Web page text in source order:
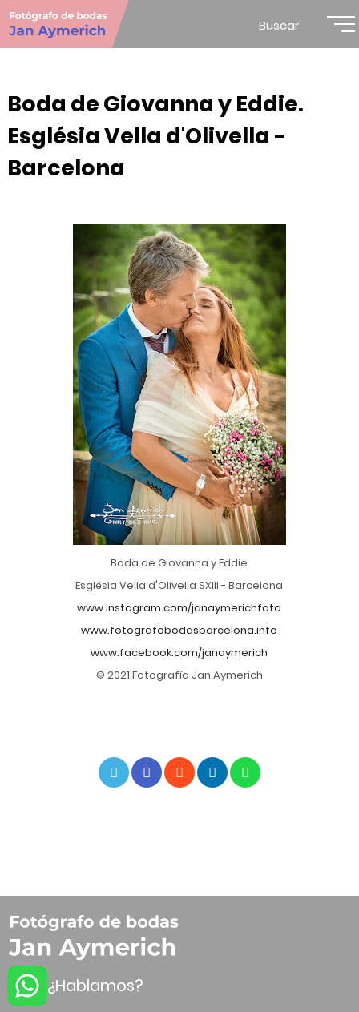
Buscar
Boda de Giovanna y Eddie.
Església Vella d'Olivella -
Barcelona
Boda de Giovanna y Eddie
Església Vella d'Olivella SXIII - Barcelona
www.instagram.com/janaymerichfoto
www.fotografobodasbarcelona.info
www.facebook.com/janaymerich
© 2021 Fotografía Jan Aymerich
¿Hablamos?